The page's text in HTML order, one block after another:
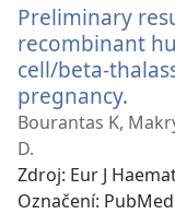
Preliminary
recombinant
cell/beta-
pregnancy.
Bourantas K,
D.
Zdroj‎: Eur J
Označení‎: